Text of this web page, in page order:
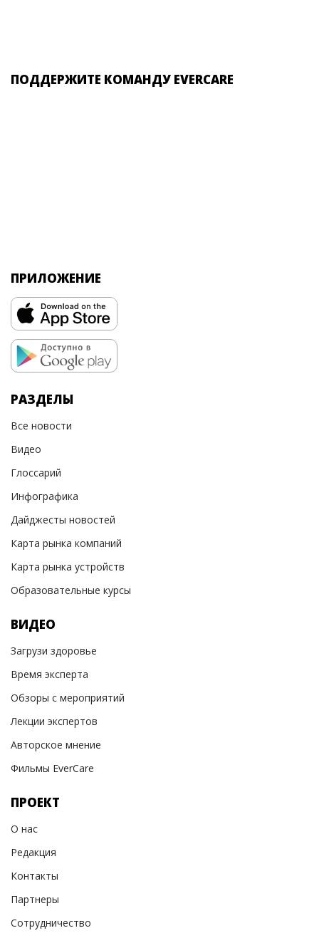
ПОДДЕРЖИТЕ КОМАНДУ EVERCARE
ПРИЛОЖЕНИЕ
РАЗДЕЛЫ
Все новости
Видео
Глоссарий
Инфографика
Дайджесты новостей
Карта рынка компаний
Карта рынка устройств
Образовательные курсы
ВИДЕО
Загрузи здоровье
Время эксперта
Обзоры с мероприятий
Лекции экспертов
Авторское мнение
Фильмы EverCare
ПРОЕКТ
О нас
Редакция
Контакты
Партнеры
Сотрудничество